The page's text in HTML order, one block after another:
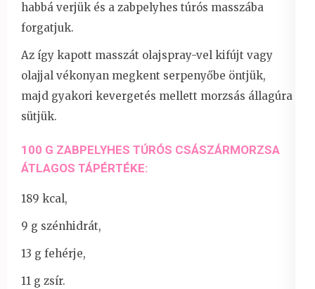
habbá verjük és a zabpelyhes túrós masszába
forgatjuk.
Az így kapott masszát olajspray-vel kifújt vagy
olajjal vékonyan megkent serpenyőbe öntjük,
majd gyakori kevergetés mellett morzsás állagúra
sütjük.
100 G ZABPELYHES TÚRÓS CSÁSZÁRMORZSA
ÁTLAGOS TÁPÉRTÉKE:
189 kcal,
9 g szénhidrát,
13 g fehérje,
11 g zsír.